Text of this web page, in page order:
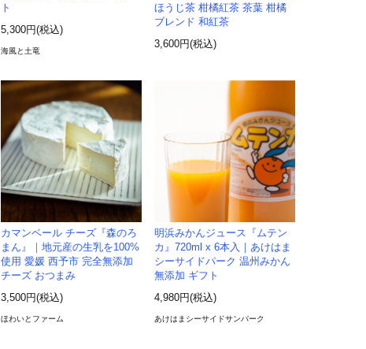
ト
5,300円(税込)
海風と土竜
ほうじ茶 柑橘紅茶 茶葉 柑橘
ブレンド 和紅茶
3,600円(税込)
カマンベール チーズ『森のろ
まん』｜地元産の生乳を100%
使用 愛媛 西予市 完全無添加
チーズ おつまみ
3,500円(税込)
ほわいとファーム
明浜みかんジュース『ムテン
カ』720ml x 6本入｜あけはま
シーサイドパーク 温州みかん
無添加 ギフト
4,980円(税込)
あけはまシーサイドサンパーク